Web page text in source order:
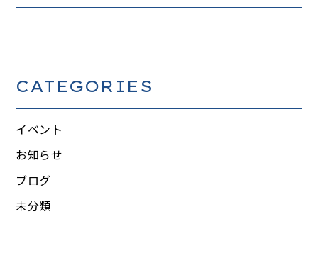
CATEGORIES
イベント
お知らせ
ブログ
未分類